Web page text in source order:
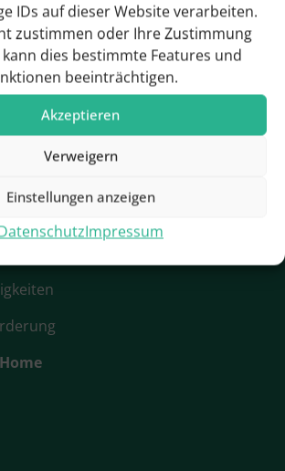
IDs auf dieser Website verarbeiten.
zustimmen oder Ihre Zustimmung
dies bestimmte Features und
beeinträchtigen.
Akzeptieren
Verweigern
Einstellungen anzeigen
Impressum